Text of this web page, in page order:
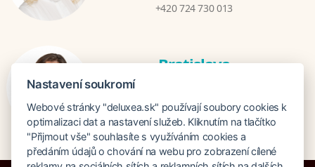
+420 724 730 013
Bratislava
+421 948 759 074
Nastavení soukromí
Webové stránky "deluxea.sk" používají soubory cookies k
optimalizaci dat a nastavení služeb. Kliknutím na tlačítko
"Přijmout vše" souhlasíte s využíváním cookies a
předáním údajů o chování na webu pro zobrazení cílené